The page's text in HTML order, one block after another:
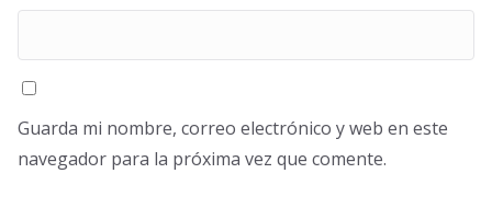
Guarda mi nombre, correo electrónico y web en este
navegador para la próxima vez que comente.